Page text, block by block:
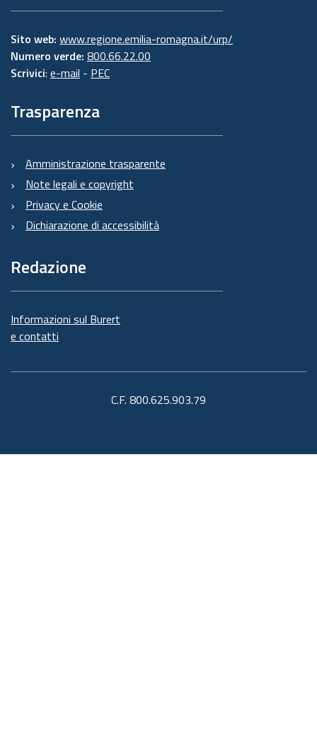
Sito web: www.regione.emilia-romagna.it/urp/
Numero verde: 800.66.22.00
Scrivici: e-mail - PEC
Trasparenza
Amministrazione trasparente
Note legali e copyright
Privacy e Cookie
Dichiarazione di accessibilità
Redazione
Informazioni sul Burert
e contatti
C.F. 800.625.903.79